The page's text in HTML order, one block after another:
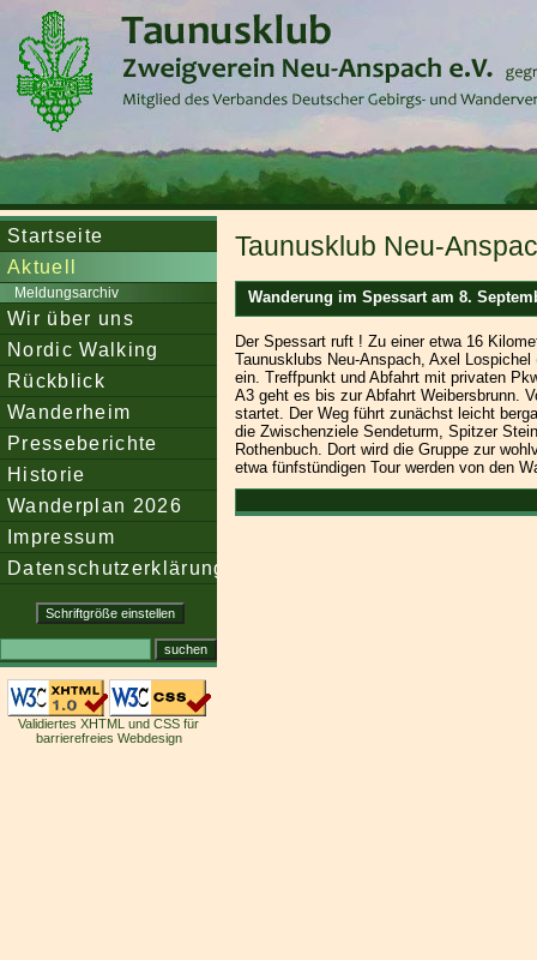
Startseite
Aktuell
Meldungsarchiv
Wir über uns
Nordic Walking
Rückblick
Wanderheim
Presseberichte
Historie
Wanderplan 2026
Impressum
Datenschutzerklärung
Validiertes XHTML und CSS für
barrierefreies Webdesign
Taunusklub Neu-
Wanderung im Spessart am 8.
Der Spessart ruft ! Zu einer etwa 16
Taunusklubs Neu-Anspach, Axel
ein. Treffpunkt und Abfahrt mit privaten
A3 geht es bis zur Abfahrt Weibersbrunn.
startet. Der Weg führt zunächst leicht
die Zwischenziele Sendeturm, Spitzer
Rothenbuch. Dort wird die Gruppe zur
etwa fünfstündigen Tour werden von den